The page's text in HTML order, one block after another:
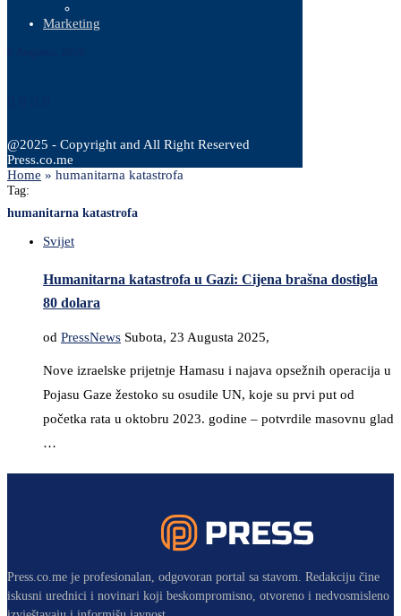
Marketing
@2025 - Copyright and All Right Reserved
Press.co.me
Home » humanitarna katastrofa
Tag:
humanitarna katastrofa
Svijet
Humanitarna katastrofa u Gazi: Cijena brašna dostigla
80 dolara
od PressNews Subota, 23 Augusta 2025,
Nove izraelske prijetnje Hamasu i najava opsežnih operacija u
Pojasu Gaze žestoko su osudile UN, koje su prvi put od
početka rata u oktobru 2023. godine – potvrdile masovnu glad
…
Press.co.me je profesionalan, odgovoran portal sa stavom. Redakciju čine
iskusni urednici i novinari koji beskompromisno, otvoreno i nedvosmisleno